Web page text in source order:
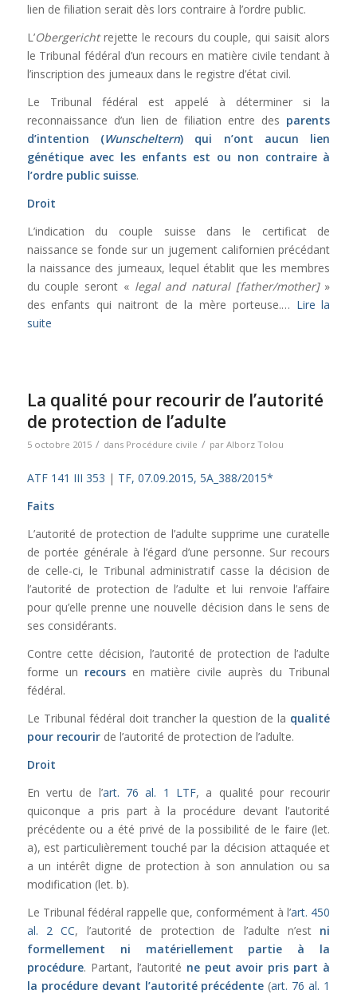
lien de filiation serait dès lors contraire à l’ordre public.
L’Obergerichtrejette le recours du couple, qui saisit alors
le Tribunal fédéral d’un recours en matière civile tendant à
l’inscription des jumeaux dans le registre d’état civil.
Le Tribunal fédéral est appelé à déterminer si la
reconnaissance d’un lien de filiation entre des parents
d’intention (Wunscheltern) qui n’ont aucun lien
génétique avec les enfants est ou non contraire à
l’ordre public suisse.
Droit
L’indication du couple suisse dans le certificat de
naissance se fonde sur un jugement californien précédant
la naissance des jumeaux, lequel établit que les membres
du couple seront « legal and natural [father/mother]»
des enfants qui naitront de la mère porteuse.… Lire la
suite
La qualité pour recourir de l’autorité
de protection de l’adulte
5 octobre 2015 / dans Procédure civile / par Alborz Tolou
ATF 141 III 353 | TF, 07.09.2015, 5A_388/2015*
Faits
L’autorité de protection de l’adulte supprime une curatelle
de portée générale à l’égard d’une personne. Sur recours
de celle-ci, le Tribunal administratif casse la décision de
l’autorité de protection de l’adulte et lui renvoie l’affaire
pour qu’elle prenne une nouvelle décision dans le sens de
ses considérants.
Contre cette décision, l’autorité de protection de l’adulte
forme un recoursen matière civile auprès du Tribunal
fédéral.
Le Tribunal fédéral doit trancher la question de la qualité
pour recourirde l’autorité de protection de l’adulte.
Droit
En vertu de l’art. 76 al. 1 LTF, a qualité pour recourir
quiconque a pris part à la procédure devant l’autorité
précédente ou a été privé de la possibilité de le faire (let.
a), est particulièrement touché par la décision attaquée et
a un intérêt digne de protection à son annulation ou sa
modification (let. b).
Le Tribunal fédéral rappelle que, conformément à l’art. 450
al. 2 CC, l’autorité de protection de l’adulte n’est ni
formellement ni matériellement partie à la
procédure. Partant, l’autorité ne peut avoir pris part à
la procédure devant l’autorité précédente (art. 76 al. 1